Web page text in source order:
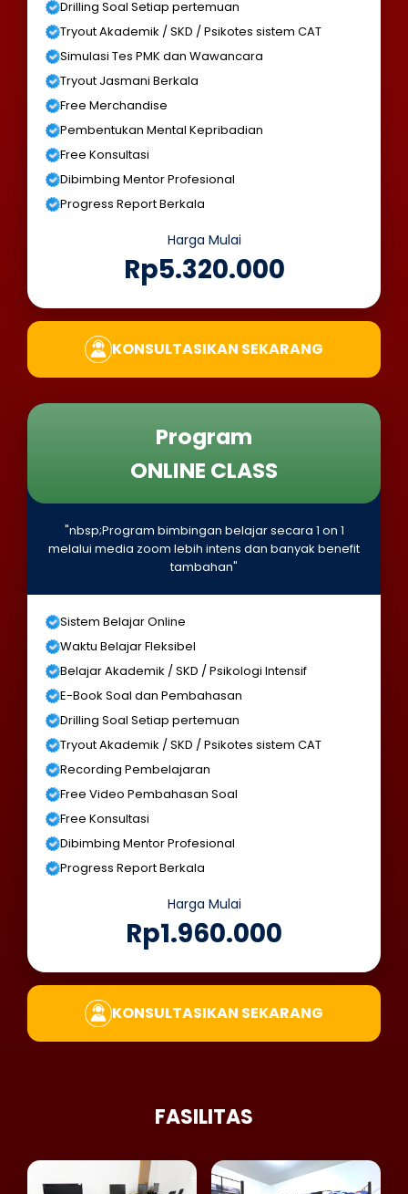
Drilling Soal Setiap pertemuan
Tryout Akademik / SKD / Psikotes sistem CAT
Simulasi Tes PMK dan Wawancara
Tryout Jasmani Berkala
Free Merchandise
Pembentukan Mental Kepribadian
Free Konsultasi
Dibimbing Mentor Profesional
Progress Report Berkala
Harga Mulai
Rp5.320.000
KONSULTASIKAN SEKARANG
Program
ONLINE CLASS
"nbsp;Program bimbingan belajar secara 1 on 1
melalui media zoom lebih intens dan banyak benefit
tambahan"
Sistem Belajar Online
Waktu Belajar Fleksibel
Belajar Akademik / SKD / Psikologi Intensif
E-Book Soal dan Pembahasan
Drilling Soal Setiap pertemuan
Tryout Akademik / SKD / Psikotes sistem CAT
Recording Pembelajaran
Free Video Pembahasan Soal
Free Konsultasi
Dibimbing Mentor Profesional
Progress Report Berkala
Harga Mulai
Rp1.960.000
KONSULTASIKAN SEKARANG
FASILITAS